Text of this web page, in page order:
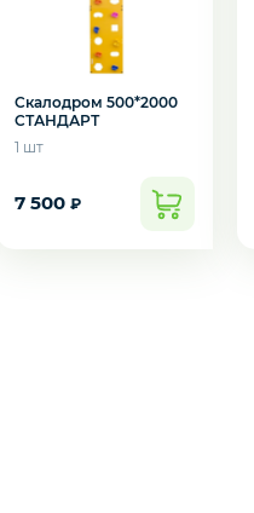
Скалодром 500*2000
СТАНДАРТ
1 шт
7 500 ₽